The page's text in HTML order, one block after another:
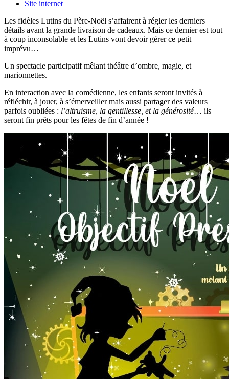
Site internet
Les fidèles Lutins du Père-Noël s’affairent à régler les derniers
détails avant la grande livraison de cadeaux. Mais ce dernier est tout
à coup inconsolable et les Lutins vont devoir gérer ce petit
imprévu…
Un spectacle participatif mêlant théâtre d’ombre, magie, et
marionnettes.
En interaction avec la comédienne, les enfants seront invités à
réfléchir, à jouer, à s’émerveiller mais aussi partager des valeurs
parfois oubliées : l’altruisme, la gentillesse, et la générosité… ils
seront fin prêts pour les fêtes de fin d’année !